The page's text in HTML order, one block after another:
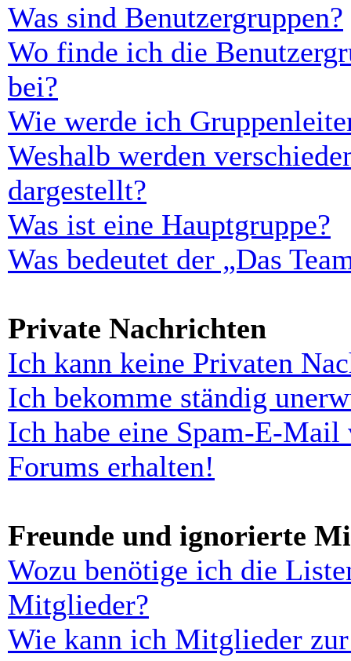
Was sind Benutzergruppen?
Wo finde ich die
bei?
Wie werde ich
Weshalb werden
dargestellt?
Was ist eine Hauptgruppe?
Was bedeutet der „Das
Private Nachrichten
Ich kann keine Privaten
Ich bekomme ständig
Ich habe eine Spam-E-
Forums erhalten!
Freunde und ignorierte
Wozu benötige ich die
Mitglieder?
Wie kann ich Mitglieder